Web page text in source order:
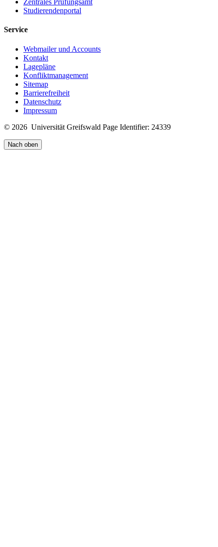
Zentrales Prüfungsamt
Studierendenportal
Service
Webmailer und Accounts
Kontakt
Lagepläne
Konfliktmanagement
Sitemap
Barrierefreiheit
Datenschutz
Impressum
© 2026 Universität Greifswald Page Identifier: 24339
Nach oben